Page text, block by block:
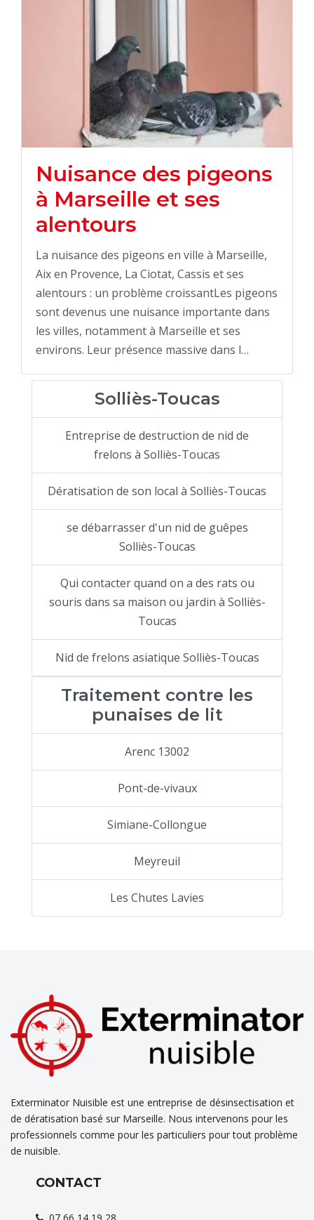
Nuisance des pigeons
à Marseille et ses
alentours
La nuisance des pigeons en ville à Marseille,
Aix en Provence, La Ciotat, Cassis et ses
alentours : un problème croissantLes pigeons
sont devenus une nuisance importante dans
les villes, notamment à Marseille et ses
environs. Leur présence massive dans l…
Solliès-Toucas
Entreprise de destruction de nid de
frelons à Solliès-Toucas
Dératisation de son local à Solliès-Toucas
se débarrasser d'un nid de guêpes
Solliès-Toucas
Qui contacter quand on a des rats ou
souris dans sa maison ou jardin à Solliès-
Toucas
Nid de frelons asiatique Solliès-Toucas
Traitement contre les
punaises de lit
Arenc 13002
Pont-de-vivaux
Simiane-Collongue
Meyreuil
Les Chutes Lavies
Exterminator Nuisible est une entreprise de désinsectisation et
de dératisation basé sur Marseille. Nous intervenons pour les
professionnels comme pour les particuliers pour tout problème
de nuisible.
CONTACT